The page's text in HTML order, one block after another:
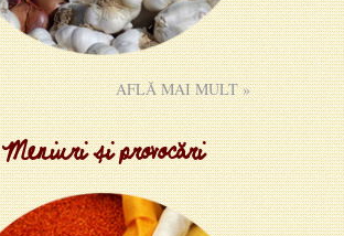
AFLĂ MAI MULT »
Meniuri și provocări